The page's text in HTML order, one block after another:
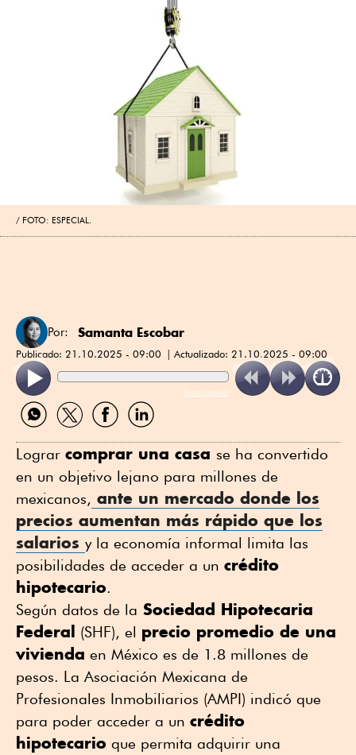
FOTO: ESPECIAL.
Por: Samanta Escobar
Publicado: 21.10.2025 - 09:00 Actualizado: 21.10.2025 - 09:00
ReadSpeaker
Compartir
por
Compartir
por
Compartir
por
Compartir
por
Lograr comprar una casa se ha convertido
en un objetivo lejano para millones de
mexicanos, ante un mercado donde los
precios aumentan más rápido que los
salarios y la economía informal limita las
posibilidades de acceder a un crédito
hipotecario.
Según datos de la Sociedad Hipotecaria
Federal (SHF), el precio promedio de una
vivienda en México es de 1.8 millones de
pesos. La Asociación Mexicana de
Profesionales Inmobiliarios (AMPI) indicó que
para poder acceder a un crédito
hipotecario que permita adquirir una